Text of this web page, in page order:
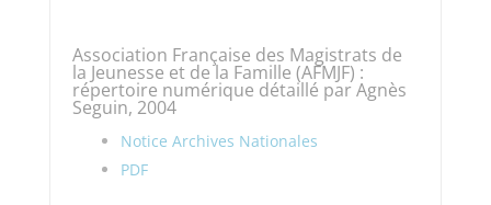
Association Française des Magistrats de
la Jeunesse et de la Famille (AFMJF) :
répertoire numérique détaillé par Agnès
Seguin, 2004
Notice Archives Nationales
PDF